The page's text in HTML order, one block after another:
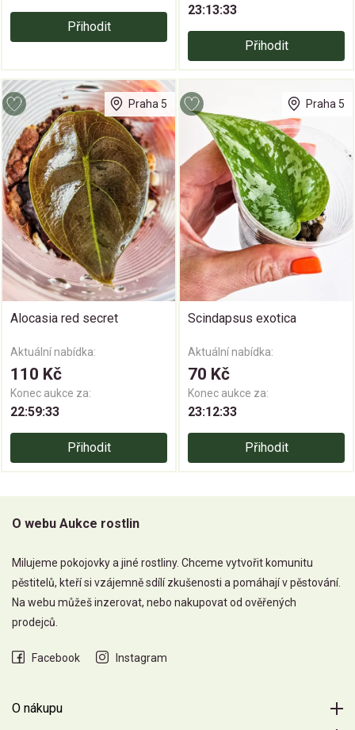
Přihodit
23:13:33
Přihodit
Praha 5
Alocasia red secret
Aktuální nabídka:
110 Kč
Konec aukce za:
22:59:33
Přihodit
Praha 5
Scindapsus exotica
Aktuální nabídka:
70 Kč
Konec aukce za:
23:12:33
Přihodit
O webu Aukce rostlin
Milujeme pokojovky a jiné rostliny. Chceme vytvořit komunitu
pěstitelů, kteří si vzájemně sdílí zkušenosti a pomáhají v pěstování.
Na webu můžeš inzerovat, nebo nakupovat od ověřených
prodejců.
Facebook Instagram
O nákupu